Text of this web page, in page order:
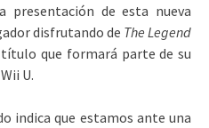
presentación de esta nueva
disfrutando de The Legend
que formará parte de su
U.
indica que estamos ante una